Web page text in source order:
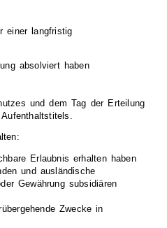
einer langfristig
absolviert haben
und dem Tag der Erteilung
Erlaubnis erhalten haben
und ausländische
Gewährung subsidiären
Zwecke in